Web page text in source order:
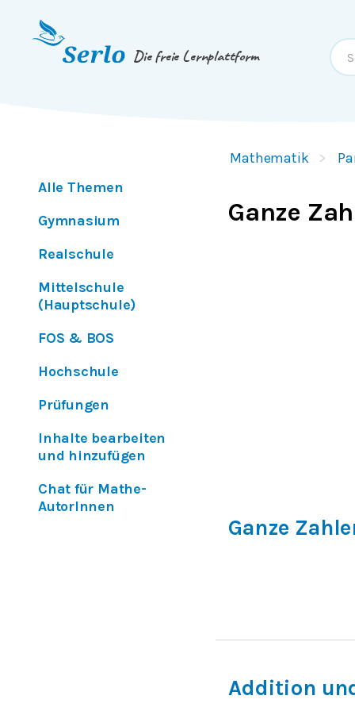
Springe zum
Die freie Lernplattform
Alle Themen
Gymnasium
Realschule
Mittelschule
(Hauptschule)
FOS & BOS
Hochschule
Prüfungen
Inhalte bearbeiten
und hinzufügen
Chat für Mathe-
AutorInnen
Mathematik
Ganze
Ganze
Addition